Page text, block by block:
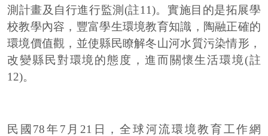
測計畫及自行進行監測(註11)。實施目的是拓展學
校教學內容，豐富學生環境教育知識，陶融正確的
環境價值觀，並使縣民瞭解冬山河水質污染情形，
改變縣民對環境的態度，進而關懷生活環境(註
12)。
民國78年7月21日，全球河流環境教育工作網